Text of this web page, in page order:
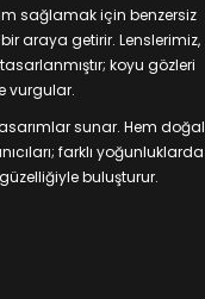
sağlamak için benzersiz
araya getirir. Lenslerimiz,
koyu gözleri
vurgular.
sunar. Hem doğal
farklı yoğunluklarda
buluşturur.